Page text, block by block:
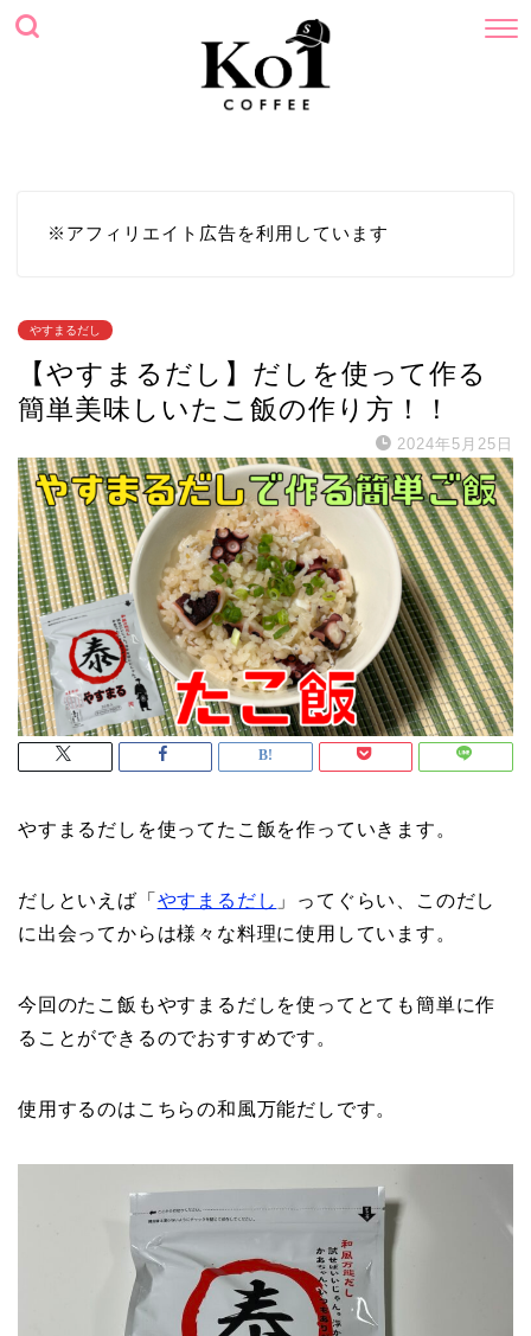
※アフィリエイト広告を利用しています
やすまるだし
【やすまるだし】だしを使って作る
簡単美味しいたこ飯の作り方！！
2024年5月25日
やすまるだしを使ってたこ飯を作っていきます。
だしといえば「 やすまるだし 」ってぐらい、このだし
に出会ってからは様々な料理に使用しています。
今回のたこ飯もやすまるだしを使ってとても簡単に作
ることができるのでおすすめです。
使用するのはこちらの和風万能だしです。